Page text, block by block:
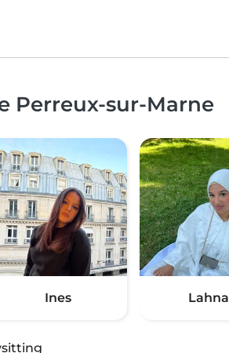
Perreux-sur-Marne
Ines Lahna